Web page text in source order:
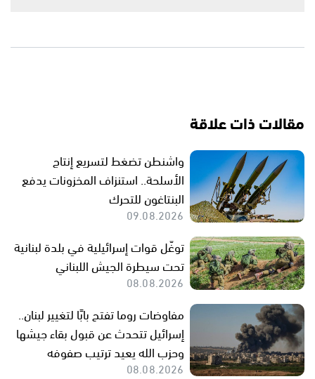
مقالات ذات علاقة
واشنطن تضغط لتسريع إنتاج
الأسلحة.. استنزاف المخزونات يدفع
البنتاغون للتحرك
09.08.2026
توغّل قوات إسرائيلية في بلدة لبنانية
تحت سيطرة الجيش اللبناني
08.08.2026
مفاوضات روما تفتح بابًا لتغيير لبنان..
إسرائيل تتحدث عن قبول بقاء جيشها
وحزب الله يعيد ترتيب صفوفه
08.08.2026